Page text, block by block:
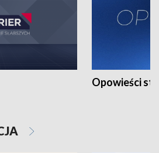
Opowieści